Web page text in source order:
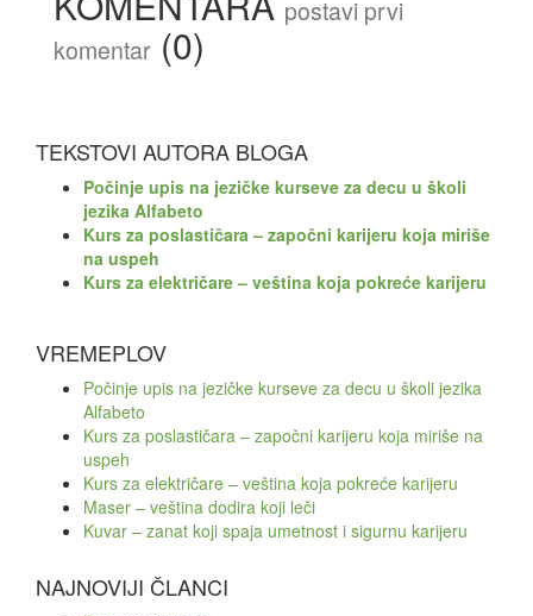
postavi prvi
komentar (0)
TEKSTOVI AUTORA BLOGA
Počinje upis na jezičke kurseve za decu u školi
jezika Alfabeto
Kurs za poslastičara – započni karijeru koja miriše
na uspeh
Kurs za električare – veština koja pokreće karijeru
VREMEPLOV
Počinje upis na jezičke kurseve za decu u školi jezika
Alfabeto
Kurs za poslastičara – započni karijeru koja miriše na
uspeh
Kurs za električare – veština koja pokreće karijeru
Maser – veština dodira koji leči
Kuvar – zanat koji spaja umetnost i sigurnu karijeru
NAJNOVIJI ČLANCI